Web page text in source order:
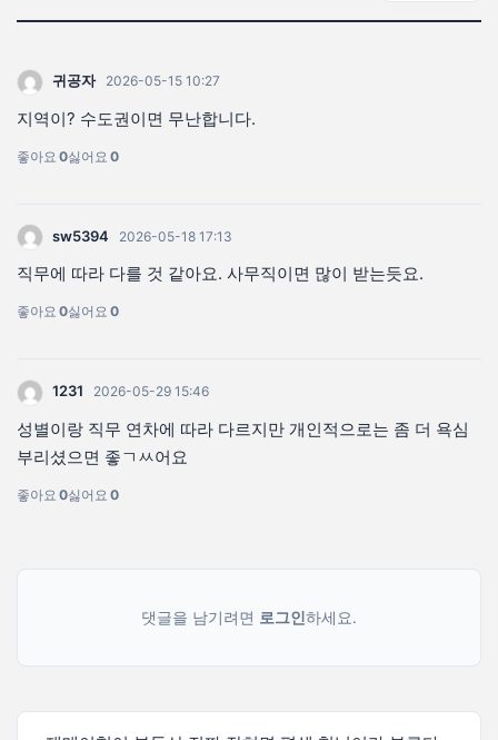
귀공자 2026-05-15 10:27
지역이? 수도권이면 무난합니다.
좋아요 0싫어요 0
sw5394 2026-05-18 17:13
직무에 따라 다를 것 같아요. 사무직이면 많이 받는듯요.
좋아요 0싫어요 0
1231 2026-05-29 15:46
성별이랑 직무 연차에 따라 다르지만 개인적으로는 좀 더 욕심
부리셨으면 좋ㄱㅆ어요
좋아요 0싫어요 0
댓글을 남기려면 로그인하세요.